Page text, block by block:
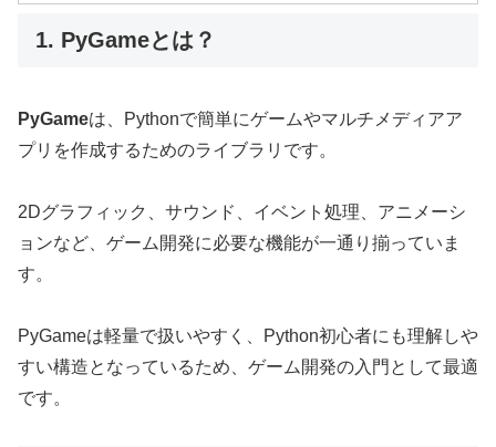
1. PyGameとは？
PyGameは、Pythonで簡単にゲームやマルチメディアア
プリを作成するためのライブラリです。
2Dグラフィック、サウンド、イベント処理、アニメーシ
ョンなど、ゲーム開発に必要な機能が一通り揃っていま
す。
PyGameは軽量で扱いやすく、Python初心者にも理解しや
すい構造となっているため、ゲーム開発の入門として最適
です。